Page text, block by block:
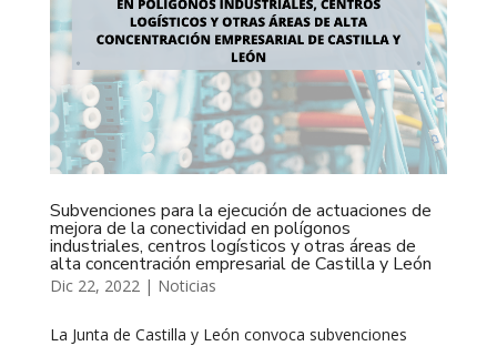
Subvenciones para la ejecución de actuaciones de
mejora de la conectividad en polígonos
industriales, centros logísticos y otras áreas de
alta concentración empresarial de Castilla y León
Dic 22, 2022| Noticias
La Junta de Castilla y León convoca subvenciones